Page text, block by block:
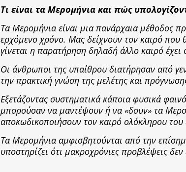
Τι είναι τα Μερομήνια και πώς
Τα Μερομήνια είναι μια πανάρχαια μέθοδος
ερχόμενο χρόνο. Μας δείχνουν τον καιρό που
γίνεται η παρατήρηση δηλαδή άλλο καιρό
Οι άνθρωποι της υπαίθρου διατήρησαν από
την πρακτική γνώση της μελέτης και
Εξετάζοντας συστηματικά κάποια φυσικά
μπορούσαν να μαντέψουν ή να «δουν» τα
αποκωδικοποιήσουν τον καιρό ολόκληρου του
Τα Μερομήνια αμφισβητούνται από την
υποστηρίζει ότι μακροχρόνιες προβλέψεις